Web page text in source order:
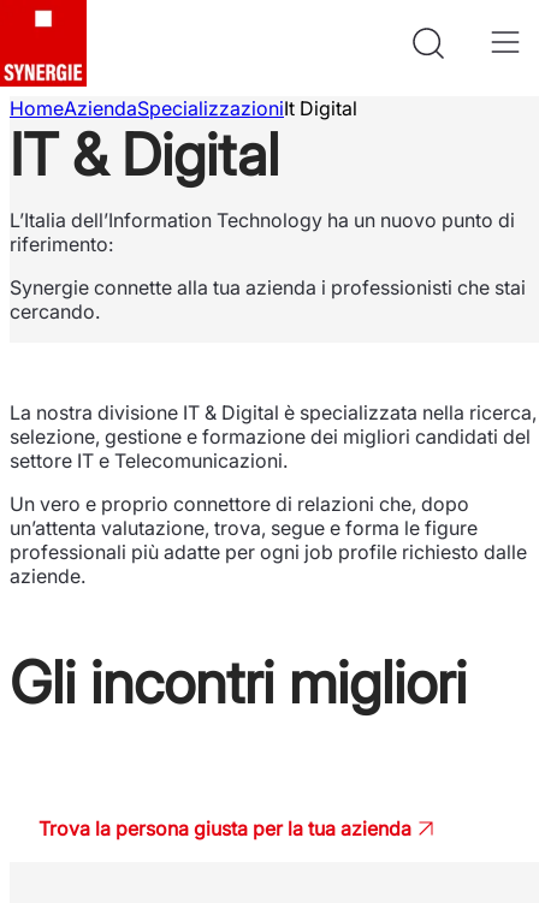
HomeAziendaSpecializzazioniIt Digital
IT & Digital
L’Italia dell’Information Technology ha un nuovo punto di
riferimento:
Synergie connette alla tua azienda i professionisti che stai
cercando.
La nostra divisione IT & Digital è specializzata nella ricerca,
selezione, gestione e formazione dei migliori candidati del
settore IT e Telecomunicazioni.
Un vero e proprio connettore di relazioni che, dopo
un’attenta valutazione, trova, segue e forma le figure
professionali più adatte per ogni job profile richiesto dalle
aziende.
Gli incontri migliori
Trova la persona giusta per la tua azienda